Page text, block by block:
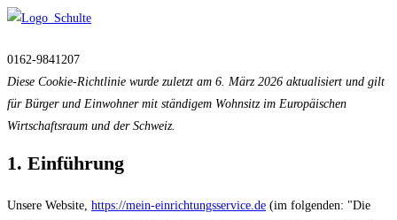
Zum
springen
0162-9841207
Diese Cookie-Richtlinie wurde zuletzt am 6. März 2026 aktualisiert und gilt
für Bürger und Einwohner mit ständigem Wohnsitz im Europäischen
Wirtschaftsraum und der Schweiz.
1. Einführung
Unsere Website, https://mein-einrichtungsservice.de (im folgenden: "Die